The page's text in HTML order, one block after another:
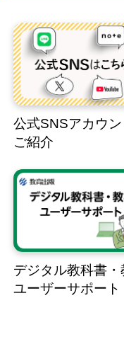
公式SNSアカウ
ご紹介
デジタル教科書・
ユーザーサポート